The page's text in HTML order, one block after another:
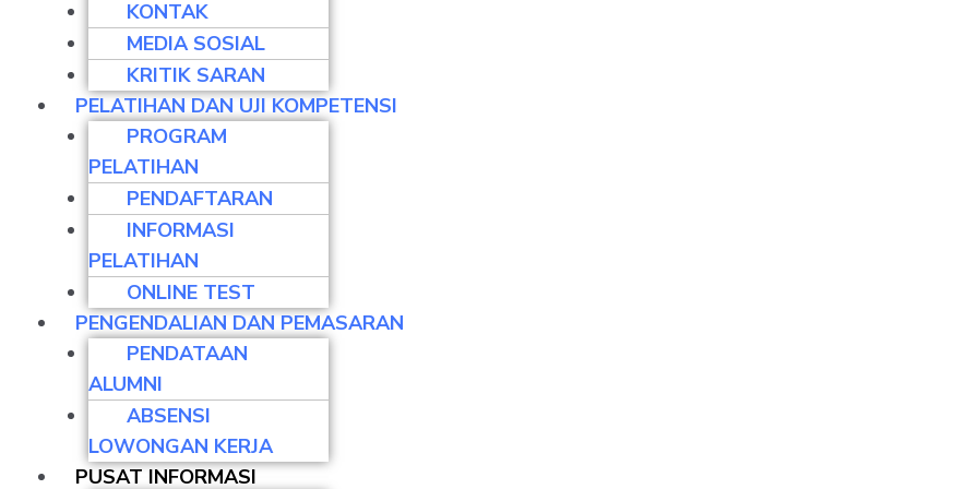
KONTAK
MEDIA SOSIAL
KRITIK SARAN
PELATIHAN DAN UJI KOMPETENSI
PROGRAM
PELATIHAN
PENDAFTARAN
INFORMASI
PELATIHAN
ONLINE TEST
PENGENDALIAN DAN PEMASARAN
PENDATAAN
ALUMNI
ABSENSI
LOWONGAN KERJA
PUSAT INFORMASI
ARTIKEL
Meningkatkan Kompetensi